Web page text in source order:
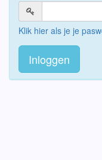
Klik hier als je je
Inloggen